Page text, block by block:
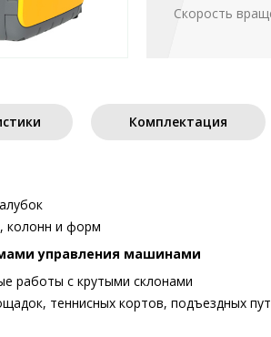
Скорость
Комплектация
колонн и форм
управления машинами
работы с крутыми склонами
теннисных кортов, подъездных